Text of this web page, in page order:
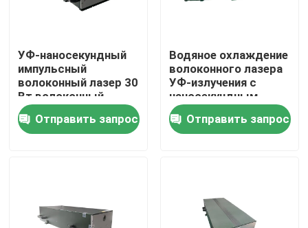
Дом
Товары
VR-шоу
УФ-наносекундный
импульсный
волоконный лазер 30
Вт волоконный
лазерный гравер
Отправить запрос
Водяное охлаждение
волоконного лазера
УФ-излучения с
наносекундным
импульсом
мощностью 5 Вт
Отправить запрос